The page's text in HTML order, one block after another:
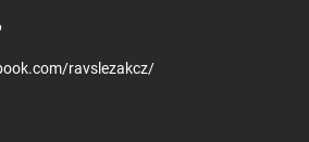
ravslezakcz/